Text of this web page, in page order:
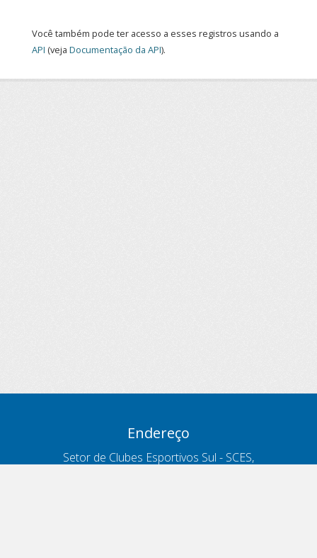
Você também pode ter acesso a esses registros usando a
API (veja Documentação da API).
Endereço
Setor de Clubes Esportivos Sul - SCES,